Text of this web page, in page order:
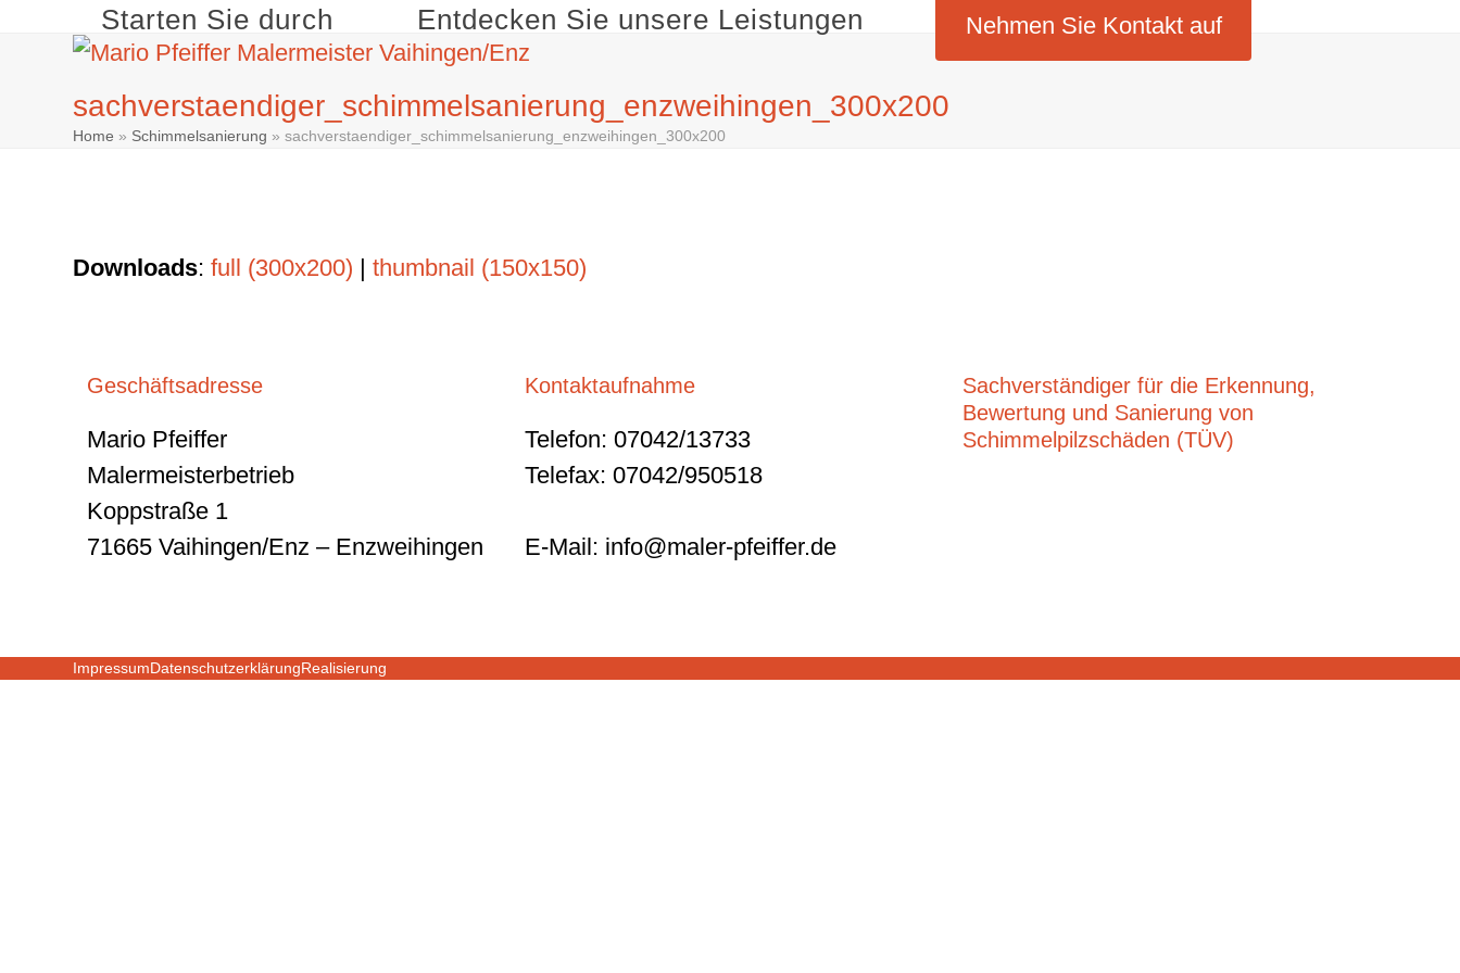
Starten Sie durch Entdecken Sie unsere Leistungen Nehmen Sie Kontakt auf
sachverstaendiger_schimmelsanierung_enzweihingen_300x200
Home » Schimmelsanierung »sachverstaendiger_schimmelsanierung_enzweihingen_300x200
Downloads:full (300x200) |thumbnail (150x150)
Geschäftsadresse
Mario Pfeiffer
Malermeisterbetrieb
Koppstraße 1
71665 Vaihingen/Enz – Enzweihingen
Kontaktaufnahme
Telefon: 07042/13733
Telefax: 07042/950518
E-Mail: info@maler-pfeiffer.de
Sachverständiger für die Erkennung,
Bewertung und Sanierung von
Schimmelpilzschäden (TÜV)
ImpressumDatenschutzerklärungRealisierung